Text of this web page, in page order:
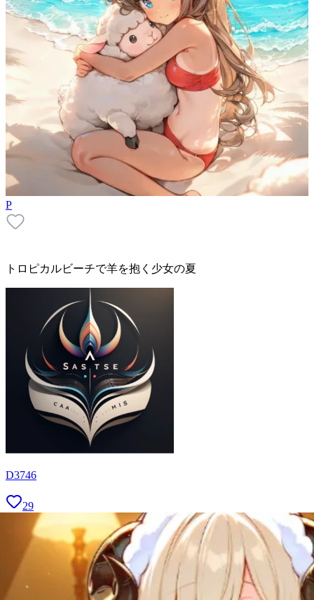
P
トロピカルビーチで羊を抱く少女の夏
D3746
29